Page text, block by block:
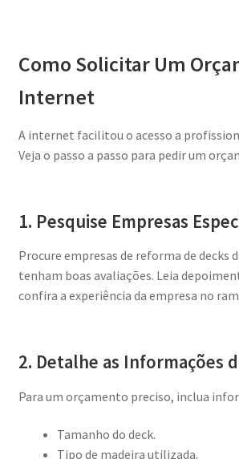
Como Solicitar Um
Internet
A internet facilitou o acesso a
Veja o passo a passo para pedir um
1. Pesquise Empresas
Procure empresas de reforma de decks
tenham boas avaliações. Leia
confira a experiência da empresa no
2. Detalhe as Informações
Para um orçamento preciso, inclua
Tamanho do deck.
Tipo de madeira utilizada.